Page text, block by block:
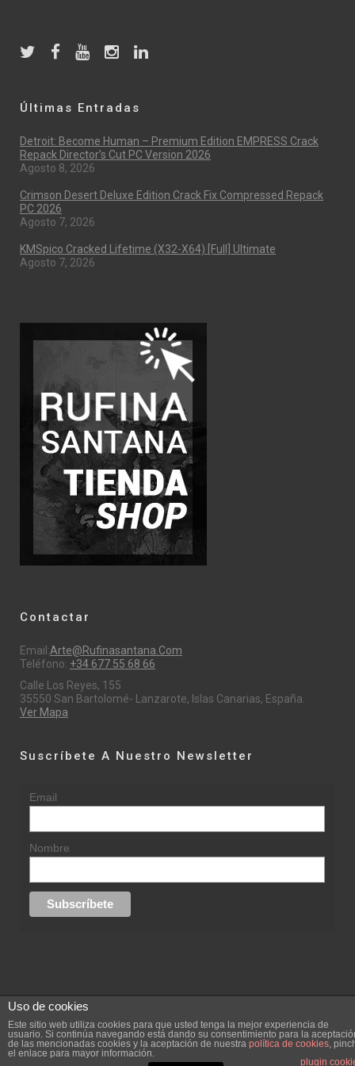
Últimas Entradas
Detroit: Become Human – Premium Edition EMPRESS Crack
Repack Director’s Cut PC Version 2026
Agosto 8, 2026
Crimson Desert Deluxe Edition Crack Fix Compressed Repack
PC 2026
Agosto 7, 2026
KMSpico Cracked Lifetime (x32-X64) [Full] Ultimate
Agosto 7, 2026
Contactar
Email:Arte@rufinasantana.com
Teléfono: +34 677 55 68 66
Calle Los Reyes, 155
35550 San Bartolomé- Lanzarote, Islas Canarias, España.
Ver Mapa
Suscríbete A Nuestro Newsletter
Email
Nombre
replica rolex datejust replica rolex day date
Creada por
Uso de cookies
Este sitio web utiliza cookies para que usted tenga la mejor experiencia de
usuario. Si continúa navegando está dando su consentimiento para la
de las mencionadas cookies y la aceptación de nuestra política de cookies,
el enlace para mayor información.
plugin